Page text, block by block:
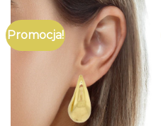
Promocja!